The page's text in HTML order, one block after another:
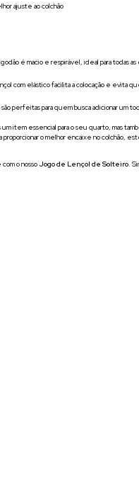
ajuste ao colchão
é macio e respirável, ideal para todas as
com elástico facilita a colocação e evita
são perfeitas para quem busca adicionar um
um item essencial para o seu quarto, mas
o melhor encaixe no colchão,
o nossoJogo de Lençol de Solteiro.